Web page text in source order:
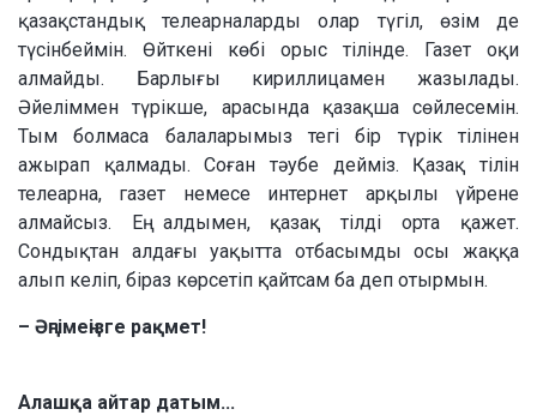
қазақстандық телеарналарды олар түгіл, өзім де
түсінбеймін. Өйткені көбі орыс тілінде. Газет оқи
алмайды. Барлығы кириллицамен жазылады.
Әйеліммен түрікше, арасында қазақша сөйлесемін.
Тым болмаса балаларымыз тегі бір түрік тілінен
ажырап қалмады. Соған тәубе дейміз. Қазақ тілін
телеарна, газет немесе интернет арқылы үйрене
алмайсыз. Ең алдымен, қазақ тілді орта қажет.
Сондықтан алдағы уақытта отбасымды осы жаққа
алып келіп, біраз көрсетіп қайтсам ба деп отырмын.
– Әңгімеңізге рақмет!
Алашқа айтар датым...